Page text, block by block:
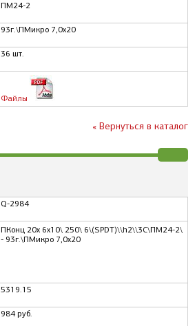
ПМ24-2
93г.\ПМикро 7,0x20
36 шт.
Файлы
« Вернуться в каталог
Q-2984
ПКонц 20x 6x10\ 250\ 6\(SPDT)\\h2\\3C\ПМ24-2\
- 93г.\ПМикро 7,0x20
5319.15
984 руб.